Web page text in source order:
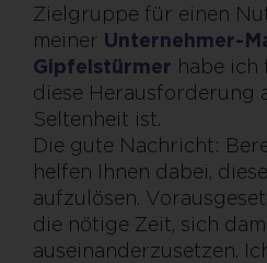
Zielgruppe für einen
meiner Unternehmer-
Gipfelstürmer habe ich
diese Herausforderung
Seltenheit ist.
Die gute Nachricht:
helfen Ihnen dabei,
aufzulösen.
die nötige Zeit, sich
auseinanderzusetzen.